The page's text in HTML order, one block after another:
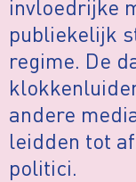
invloedrijke
publiekelijk
regime. De
andere
leidden tot
politici.